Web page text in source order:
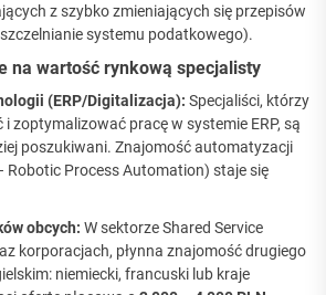
z szybko zmieniających się przepisów
systemu podatkowego).
na wartość rynkową specjalisty
(ERP/Digitalizacja): Specjaliści, którzy
zoptymalizować pracę w systemie ERP, są
poszukiwani. Znajomość automatyzacji
Robotic Process Automation) staje się
obcych: W sektorze Shared Service
korporacjach, płynna znajomość drugiego
niemiecki, francuski lub kraje